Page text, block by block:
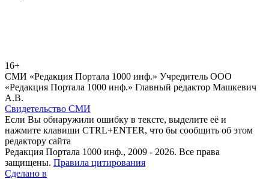
16+
СМИ «Редакция Портала 1000 инф.» Учредитель ООО
«Редакция Портала 1000 инф.» Главный редактор Машкевич
А.В.
Свидетельство СМИ
Если Вы обнаружили ошибку в тексте, выделите её и
нажмите клавиши CTRL+ENTER, что бы сообщить об этом
редактору сайта
Редакция Портала 1000 инф., 2009 - 2026. Все права
защищены. Правила цитирования
Сделано в